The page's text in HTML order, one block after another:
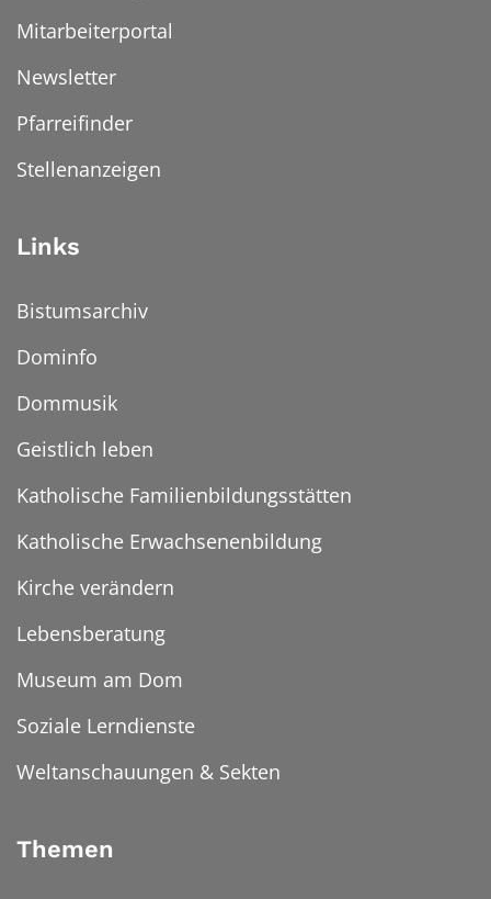
Mitarbeiterportal
Newsletter
Pfarreifinder
Stellenanzeigen
Links
Bistumsarchiv
Dominfo
Dommusik
Geistlich leben
Katholische Familienbildungsstätten
Katholische Erwachsenenbildung
Kirche verändern
Lebensberatung
Museum am Dom
Soziale Lerndienste
Weltanschauungen & Sekten
Themen